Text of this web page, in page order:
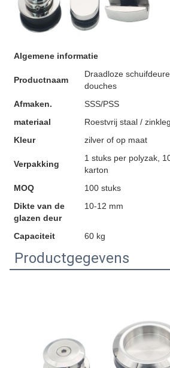
Algemene informatie
Productnaam
Draadloze
douches
Afmaken.
SSS/PSS
materiaal
Roestvrij staal /
Kleur
zilver of op maat
Verpakking
1 stuks per polyzak,
karton
MOQ
100 stuks
Dikte van de
glazen deur
10-12 mm
Capaciteit 60 kg
Productgegevens